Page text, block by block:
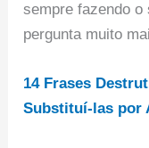
sempre fazendo o
pergunta muito
14 Frases
Substituí-las por